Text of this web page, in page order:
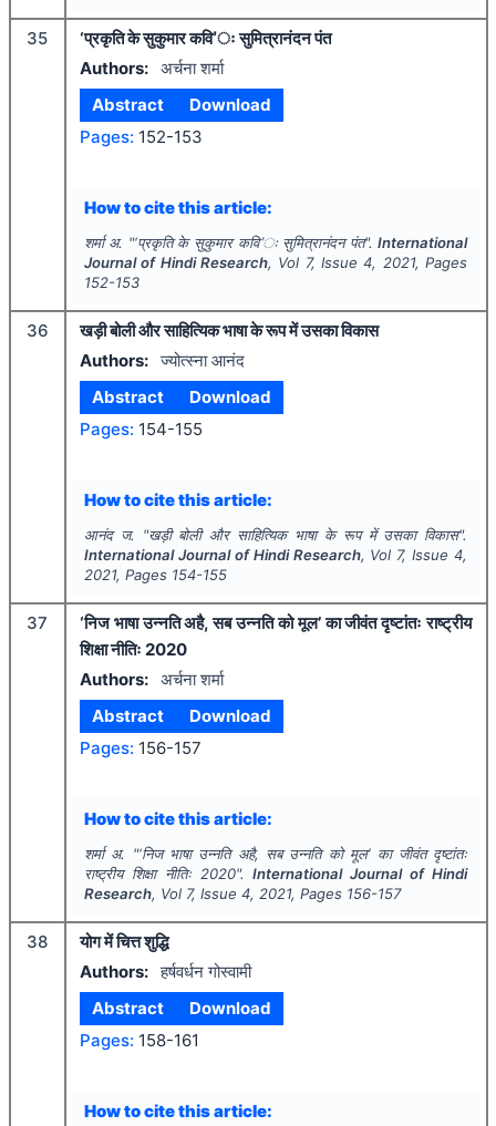
35
‘प्रकृति के सुकुमार कवि’ः सुमित्रानंदन पंत
Authors: अर्चना शर्मा
Abstract
Download
Pages: 152-153
How to cite this article:
शर्मा अ. "‘प्रकृति के सुकुमार कवि’ः सुमित्रानंदन पंत".International
Journal of Hindi Research, Vol 7, Issue4, 2021, Pages
152-153
36
खड़ी बोली और साहित्यिक भाषा के रूप में उसका विकास
Authors: ज्योत्स्ना आनंद
Abstract
Download
Pages: 154-155
How to cite this article:
आनंद ज. "खड़ी बोली और साहित्यिक भाषा के रूप में उसका विकास".
International Journal of Hindi Research, Vol 7, Issue4,
2021, Pages 154-155
37
‘निज भाषा उन्नति अहै, सब उन्नति को मूल’ का जीवंत दृष्टांतः राष्ट्रीय
शिक्षा नीतिः 2020
Authors: अर्चना शर्मा
Abstract
Download
Pages: 156-157
How to cite this article:
शर्मा अ. "‘निज भाषा उन्नति अहै, सब उन्नति को मूल’ का जीवंत दृष्टांतः
राष्ट्रीय शिक्षा नीतिः 2020".International Journal of Hindi
Research, Vol 7, Issue 4, 2021, Pages 156-157
38
योग में चित्त शुद्धि
Authors: हर्षवर्धन गोस्वामी
Abstract
Download
Pages: 158-161
How to cite this article: